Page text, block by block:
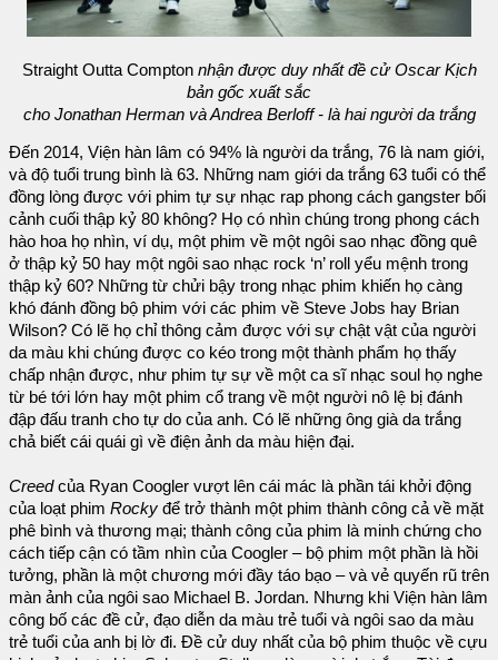
Straight Outta Compton nhận được duy nhất đề cử Oscar Kịch
bản gốc xuất sắc
cho Jonathan Herman và Andrea Berloff - là hai người da trắng
Đến 2014, Viện hàn lâm có 94% là người da trắng, 76 là nam giới,
và độ tuổi trung bình là 63. Những nam giới da trắng 63 tuổi có thể
đồng lòng được với phim tự sự nhạc rap phong cách gangster bối
cảnh cuối thập kỷ 80 không? Họ có nhìn chúng trong phong cách
hào hoa họ nhìn, ví dụ, một phim về một ngôi sao nhạc đồng quê
ở thập kỷ 50 hay một ngôi sao nhạc rock ‘n’ roll yểu mệnh trong
thập kỷ 60? Những từ chửi bậy trong nhạc phim khiến họ càng
khó đánh đồng bộ phim với các phim về Steve Jobs hay Brian
Wilson? Có lẽ họ chỉ thông cảm được với sự chật vật của người
da màu khi chúng được co kéo trong một thành phẩm họ thấy
chấp nhận được, như phim tự sự về một ca sĩ nhạc soul họ nghe
từ bé tới lớn hay một phim cổ trang về một người nô lệ bị đánh
đập đấu tranh cho tự do của anh. Có lẽ những ông già da trắng
chả biết cái quái gì về điện ảnh da màu hiện đại.
Creedcủa Ryan Coogler vượt lên cái mác là phần tái khởi động
của loạt phim Rocky để trở thành một phim thành công cả về mặt
phê bình và thương mại; thành công của phim là minh chứng cho
cách tiếp cận có tầm nhìn của Coogler – bộ phim một phần là hồi
tưởng, phần là một chương mới đầy táo bạo – và vẻ quyến rũ trên
màn ảnh của ngôi sao Michael B. Jordan. Nhưng khi Viện hàn lâm
công bố các đề cử, đạo diễn da màu trẻ tuổi và ngôi sao da màu
trẻ tuổi của anh bị lờ đi. Đề cử duy nhất của bộ phim thuộc về cựu